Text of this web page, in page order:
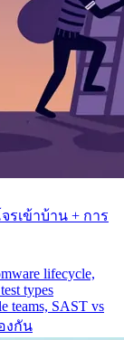
จรเข้าบ้าน + การ
lifecycle,
types
teams, SAST vs
งกัน